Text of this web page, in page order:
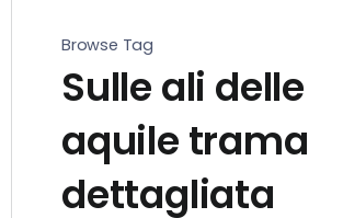
Browse Tag
Sulle ali delle
aquile trama
dettagliata